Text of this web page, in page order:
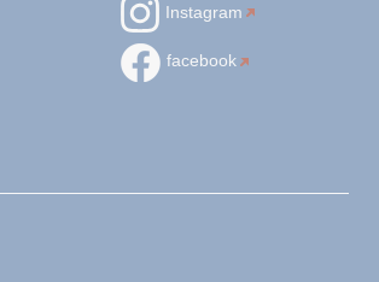
Instagram
facebook